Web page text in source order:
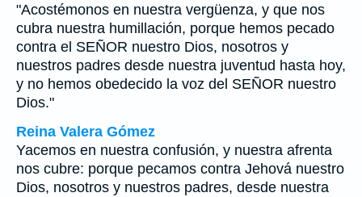
"Acostémonos en nuestra vergüenza, y que nos
cubra nuestra humillación, porque hemos pecado
contra el SEÑOR nuestro Dios, nosotros y
nuestros padres desde nuestra juventud hasta hoy,
y no hemos obedecido la voz del SEÑOR nuestro
Dios."
Reina Valera Gómez
Yacemos en nuestra confusión, y nuestra afrenta
nos cubre: porque pecamos contra Jehová nuestro
Dios, nosotros y nuestros padres, desde nuestra